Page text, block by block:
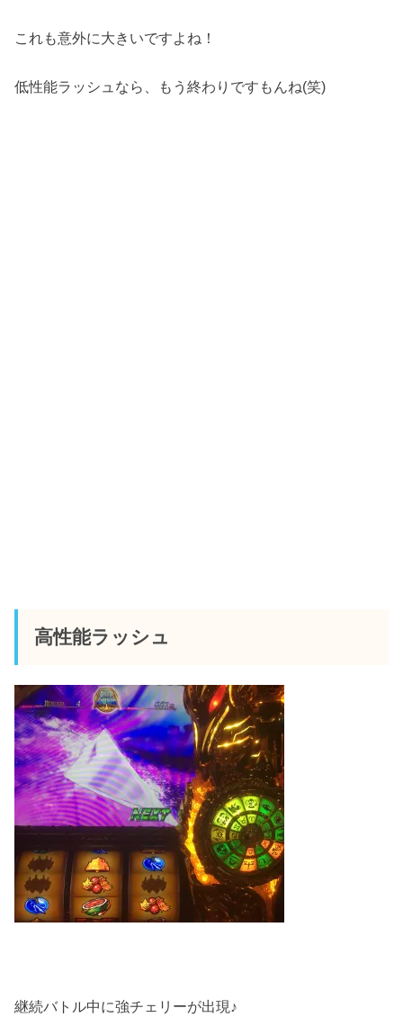
これも意外に大きいですよね！
低性能ラッシュなら、もう終わりですもんね(笑)
高性能ラッシュ
継続バトル中に強チェリーが出現♪